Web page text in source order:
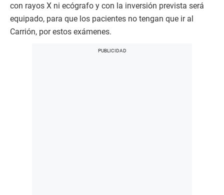
con rayos X ni ecógrafo y con la inversión prevista será
equipado, para que los pacientes no tengan que ir al
Carrión, por estos exámenes.